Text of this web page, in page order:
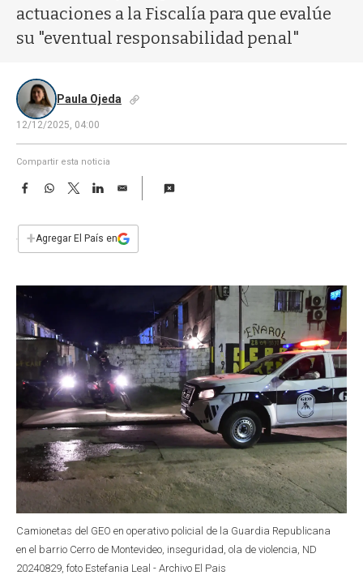
actuaciones a la Fiscalía para que evalúe
su "eventual responsabilidad penal"
Paula Ojeda
12/12/2025, 04:00
Compartir esta noticia
F
e
b
k
W
s
T
w
t
L
E
i
l
+Agregar El País en
Camionetas del GEO en operativo policial de la Guardia Republicana
en el barrio Cerro de Montevideo, inseguridad, ola de violencia, ND
20240829, foto Estefania Leal - Archivo El Pais